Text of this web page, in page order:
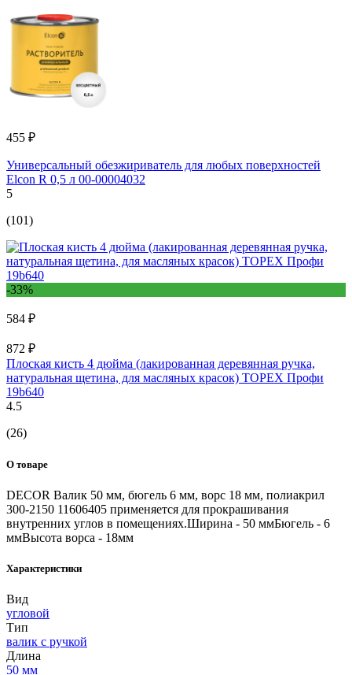
455 ₽
Универсальный обезжириватель для любых поверхностей
Elcon R 0,5 л 00-00004032
5
(101)
-33%
584 ₽
872 ₽
Плоская кисть 4 дюйма (лакированная деревянная ручка,
натуральная щетина, для масляных красок) TOPEX Профи
19b640
4.5
(26)
О товаре
DECOR Валик 50 мм, бюгель 6 мм, ворс 18 мм, полиакрил
300-2150 11606405 применяется для прокрашивания
внутренних углов в помещениях.Ширина - 50 ммБюгель - 6
ммВысота ворса - 18мм
Характеристики
Вид
угловой
Тип
валик с ручкой
Длина
50 мм